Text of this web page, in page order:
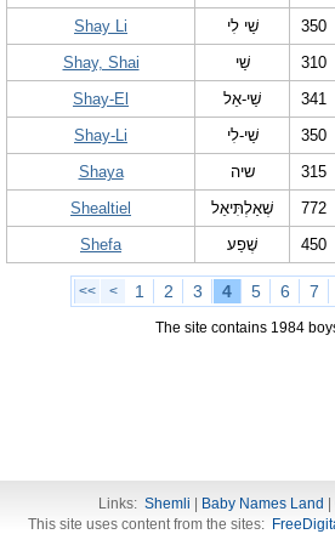
Shay Li
שַׁי לִי 350
Shay, Shai
שַׁי 310
Shay-El
שַׁי-אֵל 341
Shay-Li
שַׁי-לִי 350
Shaya
שיה 315
Shealtiel
שְׁאַלְתִּיאֵל 772
Shefa
שֶׁפַע 450
<< < 1 2 3 4 5 6 7
The site contains 1984
Links: Shemli Baby Names Land
This site uses content from the sites: